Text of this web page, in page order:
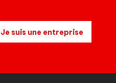
Je suis une entreprise